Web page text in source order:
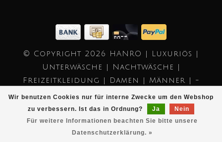
Wir benutzen Cookies nur für interne Zwecke um den Webshop
zu verbessern. Ist das in Ordnung?
Ja
Nein
Für weitere Informationen beachten Sie bitte unsere
Datenschutzerklärung. »
© Copyright 2026 HANRO | Luxuriös |
Unterwäsche | Nachtwäsche |
Freizeitkleidung | Damen | Männer | -
Powered by
Lightspeed
- Theme by
Dyvelopment